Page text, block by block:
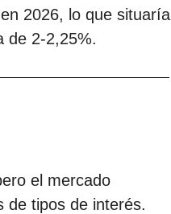
2026, lo que situaría
de 2-2,25%.
el mercado
de tipos de interés.